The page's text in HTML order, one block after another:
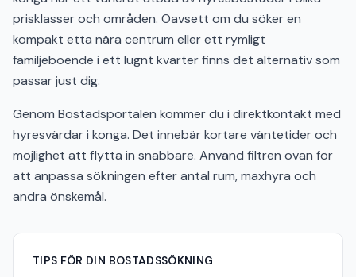
prisklasser och områden. Oavsett om du söker en
kompakt etta nära centrum eller ett rymligt
familjeboende i ett lugnt kvarter finns det alternativ som
passar just dig.
Genom Bostadsportalen kommer du i direktkontakt med
hyresvärdar i konga. Det innebär kortare väntetider och
möjlighet att flytta in snabbare. Använd filtren ovan för
att anpassa sökningen efter antal rum, maxhyra och
andra önskemål.
TIPS FÖR DIN BOSTADSSÖKNING